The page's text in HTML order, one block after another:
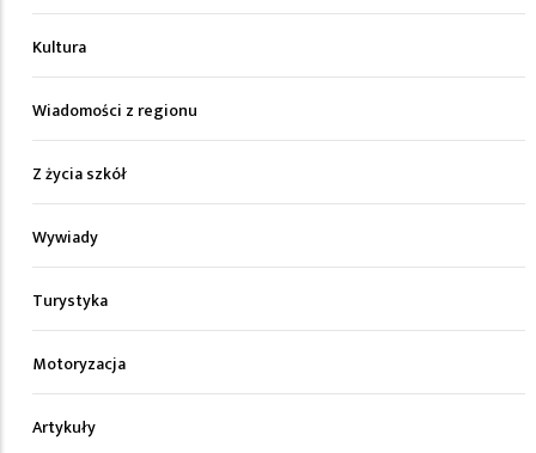
Kultura
Wiadomości z regionu
Z życia szkół
Wywiady
Turystyka
Motoryzacja
Artykuły